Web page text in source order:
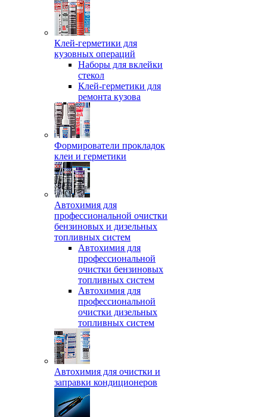
Клей-герметики для
кузовных операций
Наборы для вклейки
стекол
Клей-герметики для
ремонта кузова
Формирователи прокладок
клеи и герметики
Автохимия для
профессиональной очистки
бензиновых и дизельных
топливных систем
Автохимия для
профессиональной
очистки бензиновых
топливных систем
Автохимия для
профессиональной
очистки дизельных
топливных систем
Автохимия для очистки и
заправки кондиционеров